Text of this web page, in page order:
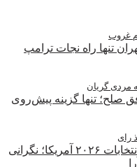
تنها راه نجات ترامپ
صلح؛ تنها گزینه پیش‌روی
سایه سنگین بی‌اعتمادی بر سر انتخابات ۲۰۲۶ آمریکا؛ نگرانی